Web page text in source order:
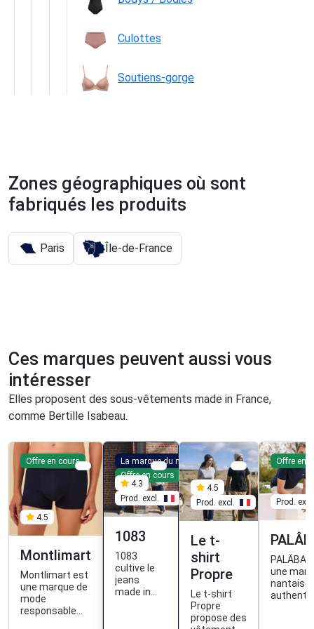
Culottes
Soutiens-gorge
Zones géographiques où sont
fabriqués les produits
Paris Île-de-France
Ces marques peuvent aussi vous
intéresser
Elles proposent des sous-vêtements made in France,
comme Bertille Isabeau.
Offre en cours
4.5
Montlimart
Montlimart est
une marque de
mode
responsable
La marque du mois
Offre en cours
4.3
Prod. excl.
1083
1083
cultive le
jeans
made in
4.5
Prod. excl.
Le t-
shirt
Propre
Le t-shirt
Propre
propose des
Offre en
Prod. excl.
PALÂBA
une
nantaise,